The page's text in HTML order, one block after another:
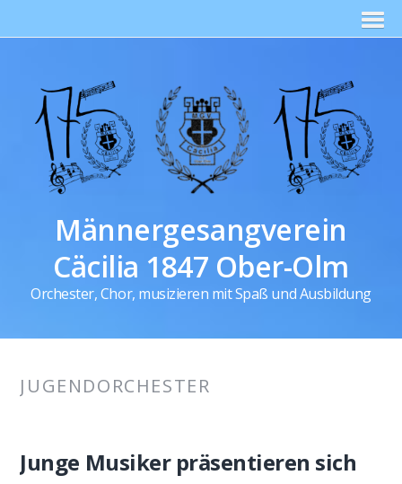
Männergesangverein
Cäcilia 1847 Ober-Olm
Orchester, Chor, musizieren mit Spaß und Ausbildung
JUGENDORCHESTER
Junge Musiker präsentieren sich